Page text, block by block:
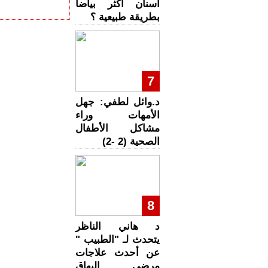
أسنان أكثر بياضا
بطريقة طبيعية ؟
7
د.وائل لطفي: جهل
الأمهات وراء
مشاكل الأطفال
الصحية (2 -2)
8
د هاني الناظر
يتحدث لـ "الطبيب "
عن أحدث علاجات